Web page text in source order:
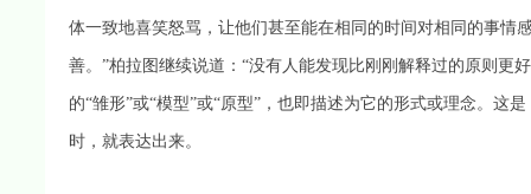
体一致地喜笑怒骂，让他们甚至能在相同的时间对相同的事情
善。”柏拉图继续说道：“没有人能发现比刚刚解释过的原则更
的“雏形”或“模型”或“原型”，也即描述为它的形式或理念。这
时，就表达出来。